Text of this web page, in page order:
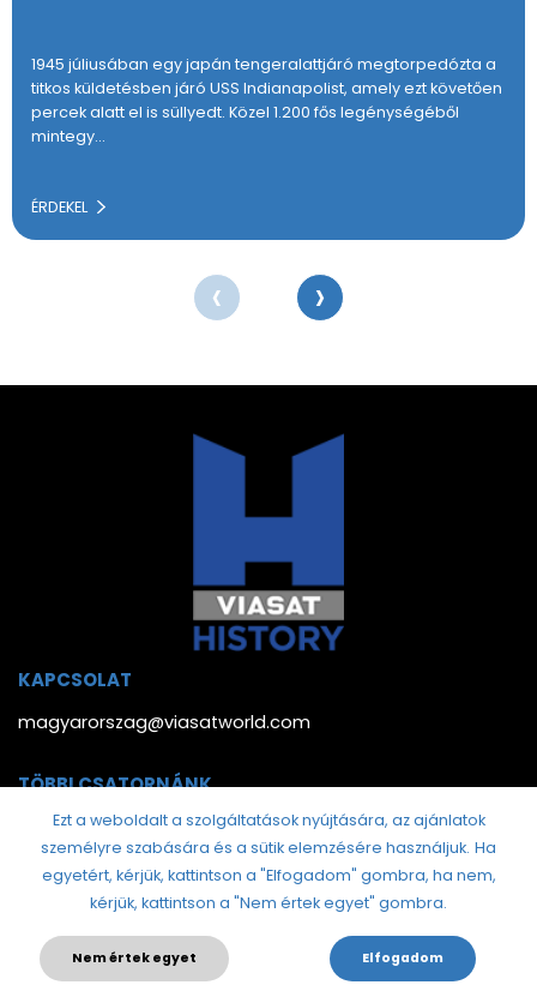
1945 júliusában egy japán tengeralattjáró megtorpedózta a
titkos küldetésben járó USS Indianapolist, amely ezt követően
percek alatt el is süllyedt. Közel 1.200 fős legénységéből
mintegy…
ÉRDEKEL
‹ ›
KAPCSOLAT
magyarorszag@viasatworld.com
TÖBBI CSATORNÁNK
© 2022 Viasat History
Ezt a weboldalt a szolgáltatások nyújtására, az ajánlatok
személyre szabására és a sütik elemzésére használjuk. Ha
egyetért, kérjük, kattintson a "Elfogadom" gombra, ha nem,
kérjük, kattintson a "Nem értek egyet" gombra.
Nem értek egyet Elfogadom